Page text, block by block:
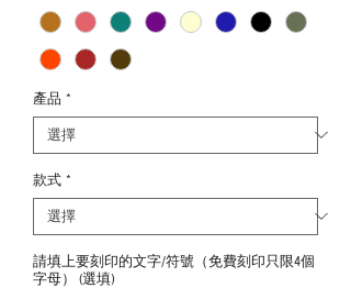
產品 *
款式 *
請填上要刻印的文字/符號（免費刻印只限4個
字母） (選填)